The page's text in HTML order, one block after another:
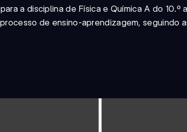
a disciplina de Física e Química A do 10.º
de ensino-aprendizagem, seguindo